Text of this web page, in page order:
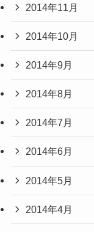
2014年11月
2014年10月
2014年9月
2014年8月
2014年7月
2014年6月
2014年5月
2014年4月